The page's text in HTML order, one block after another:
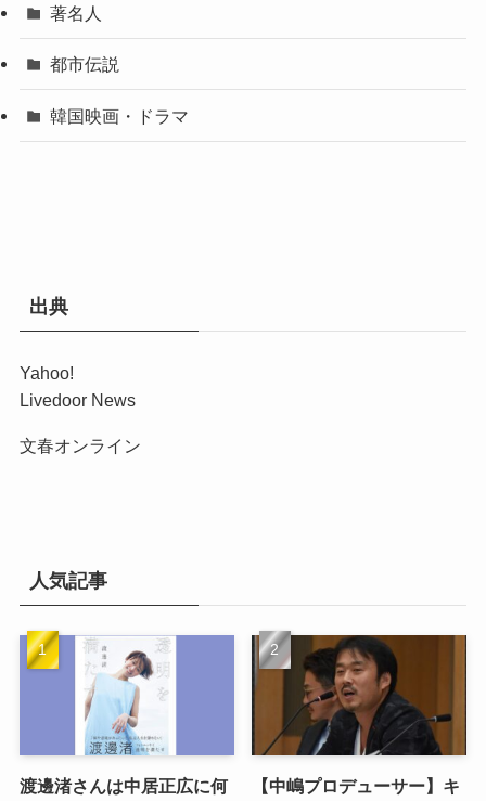
著名人
都市伝説
韓国映画・ドラマ
出典
Yahoo!
Livedoor News
文春オンライン
人気記事
渡邊渚さんは中居正広に何
【中嶋プロデューサー】キ